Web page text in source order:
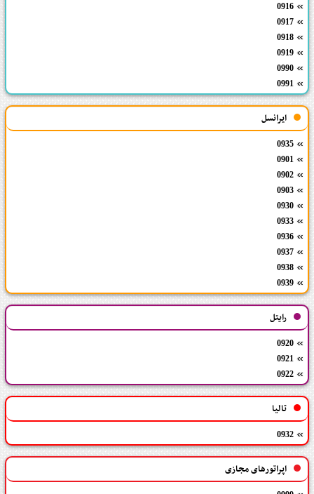
0916
0917
0918
0919
0990
0991
ایرانسل
0935
0901
0902
0903
0930
0933
0936
0937
0938
0939
رایتل
0920
0921
0922
تالیا
0932
اپراتورهای مجازی